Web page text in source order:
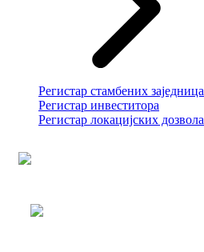
Регистар стамбених заједница
Регистар инвеститора
Регистар локацијских дозвола